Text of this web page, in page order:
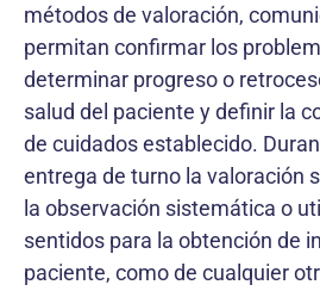
métodos de valoración,
permitan confirmar los
determinar progreso o
salud del paciente y definir la
de cuidados establecido.
entrega de turno la valoración
la observación sistemática o
sentidos para la obtención de
paciente, como de cualquier